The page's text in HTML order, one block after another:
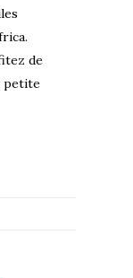
de
petite